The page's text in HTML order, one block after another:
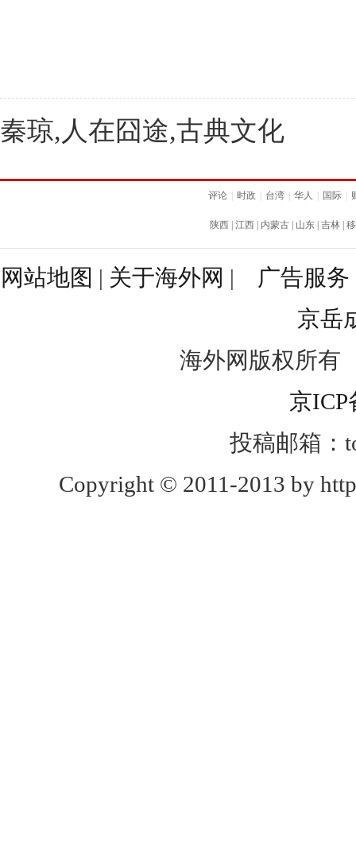
秦琼,人在囧途,古典文化
评论 时政 台湾 华人 国际
陕西 江西 内蒙古 山东 吉林
网站地图 | 关于海外网 | 广告服务
京岳
海外网版权所有
京ICP
投稿邮箱：
Copyright © 2011-2013 by